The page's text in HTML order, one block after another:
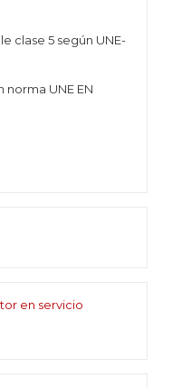
clase 5 según UNE-
norma UNE EN
en servicio